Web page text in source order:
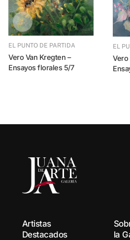
EL PUNTO DE PARTIDA
Vero Van Kregten –
Ensayos florales 5/7
EL
Vero Van Kregten –
Artistas
Destacados
la